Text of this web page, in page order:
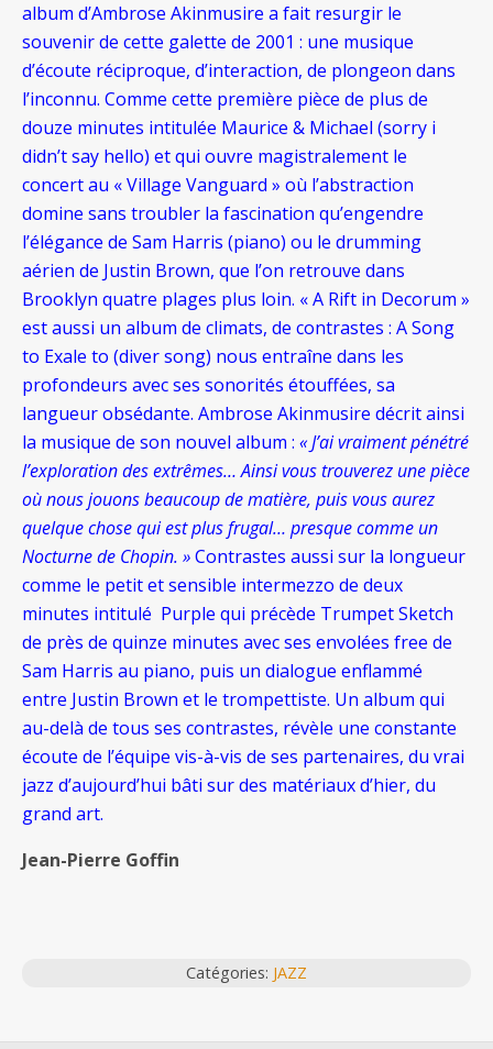
album d’Ambrose Akinmusire a fait resurgir le
souvenir de cette galette de 2001 : une musique
d’écoute réciproque, d’interaction, de plongeon dans
l’inconnu. Comme cette première pièce de plus de
douze minutes intitulée Maurice & Michael (sorry i
didn’t say hello) et qui ouvre magistralement le
concert au « Village Vanguard » où l’abstraction
domine sans troubler la fascination qu’engendre
l’élégance de Sam Harris (piano) ou le drumming
aérien de Justin Brown, que l’on retrouve dans
Brooklyn quatre plages plus loin. « A Rift in Decorum »
est aussi un album de climats, de contrastes : A Song
to Exale to (diver song) nous entraîne dans les
profondeurs avec ses sonorités étouffées, sa
langueur obsédante. Ambrose Akinmusire décrit ainsi
la musique de son nouvel album : « J’ai vraiment pénétré
l’exploration des extrêmes… Ainsi vous trouverez une pièce
où nous jouons beaucoup de matière, puis vous aurez
quelque chose qui est plus frugal… presque comme un
Nocturne de Chopin. »Contrastes aussi sur la longueur
comme le petit et sensible intermezzo de deux
minutes intitulé Purple qui précède Trumpet Sketch
de près de quinze minutes avec ses envolées free de
Sam Harris au piano, puis un dialogue enflammé
entre Justin Brown et le trompettiste. Un album qui
au-delà de tous ses contrastes, révèle une constante
écoute de l’équipe vis-à-vis de ses partenaires, du vrai
jazz d’aujourd’hui bâti sur des matériaux d’hier, du
grand art.
Jean-Pierre Goffin
Catégories: JAZZ